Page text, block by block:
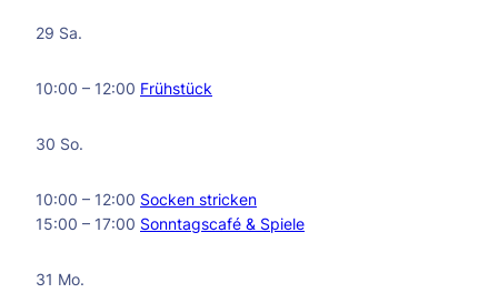
29 Sa.
10:00 – 12:00 Frühstück
30 So.
10:00 – 12:00 Socken stricken
15:00 – 17:00 Sonntagscafé & Spiele
31 Mo.